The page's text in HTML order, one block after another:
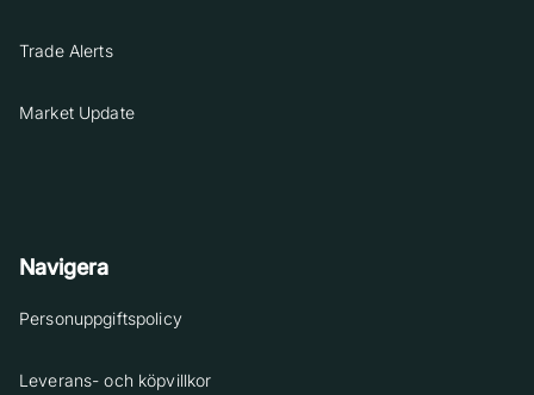
Trade Alerts
Market Update
Navigera
Personuppgiftspolicy
Leverans- och köpvillkor